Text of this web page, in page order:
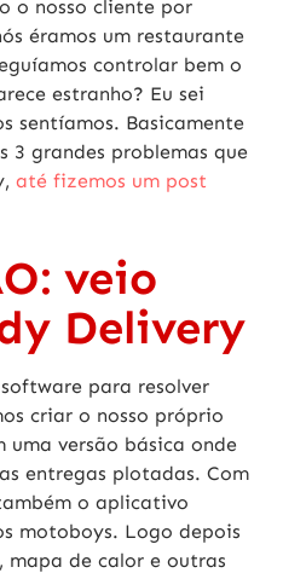
o nosso cliente por
éramos um restaurante
controlar bem o
estranho? Eu sei
sentíamos. Basicamente
3 grandes problemas que
até fizemos um post
veio
Delivery
para resolver
criar o nosso próprio
uma versão básica onde
entregas plotadas. Com
o aplicativo
motoboys. Logo depois
mapa de calor e outras